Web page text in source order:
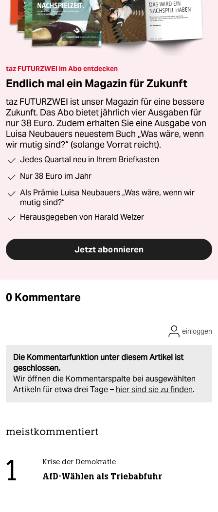
taz FUTURZWEI im Abo entdecken
Endlich mal ein Magazin für Zukunft
taz FUTURZWEI ist unser Magazin für eine bessere
Zukunft. Das Abo bietet jährlich vier Ausgaben für
nur 38 Euro. Zudem erhalten Sie eine Ausgabe von
Luisa Neubauers neuestem Buch „Was wäre, wenn
wir mutig sind?“ (solange Vorrat reicht).
Jedes Quartal neu in Ihrem Briefkasten
Nur 38 Euro im Jahr
Als Prämie Luisa Neubauers „Was wäre, wenn wir
mutig sind?“
Herausgegeben von Harald Welzer
Jetzt abonnieren
0 Kommentare
Die Kommentarfunktion unter diesem Artikel ist
geschlossen.
Wir öffnen die Kommentarspalte bei ausgewählten
Artikeln für etwa drei Tage – hier sind sie zu finden.
einloggen
meistkommentiert
1 Krise der Demokratie
AfD-Wählen als Triebabfuhr